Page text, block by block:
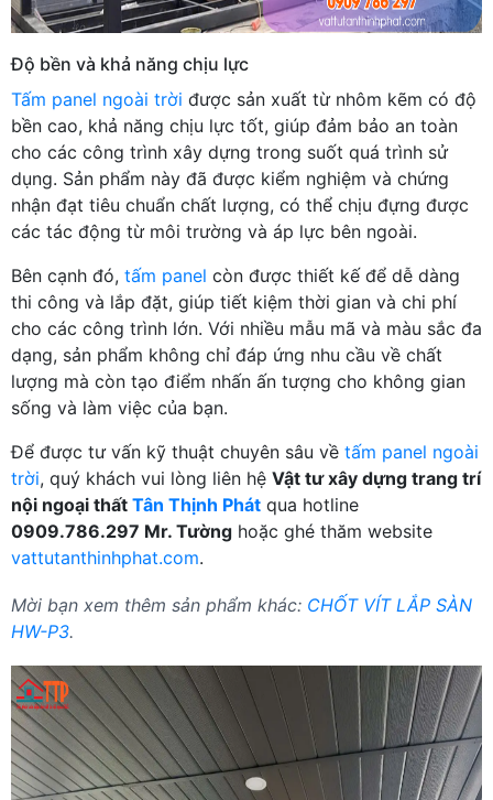
Độ bền và khả năng chịu lực
Tấm panel ngoài trời được sản xuất từ nhôm kẽm có độ
bền cao, khả năng chịu lực tốt, giúp đảm bảo an toàn
cho các công trình xây dựng trong suốt quá trình sử
dụng. Sản phẩm này đã được kiểm nghiệm và chứng
nhận đạt tiêu chuẩn chất lượng, có thể chịu đựng được
các tác động từ môi trường và áp lực bên ngoài.
Bên cạnh đó, tấm panel còn được thiết kế để dễ dàng
thi công và lắp đặt, giúp tiết kiệm thời gian và chi phí
cho các công trình lớn. Với nhiều mẫu mã và màu sắc đa
dạng, sản phẩm không chỉ đáp ứng nhu cầu về chất
lượng mà còn tạo điểm nhấn ấn tượng cho không gian
sống và làm việc của bạn.
Để được tư vấn kỹ thuật chuyên sâu về tấm panel ngoài
trời, quý khách vui lòng liên hệ Vật tư xây dựng trang trí
nội ngoại thất Tân Thịnh Phát qua hotline
0909.786.297 Mr. Tường hoặc ghé thăm website
vattutanthinhphat.com.
Mời bạn xem thêm sản phẩm khác: CHỐT VÍT LẮP SÀN
HW-P3.